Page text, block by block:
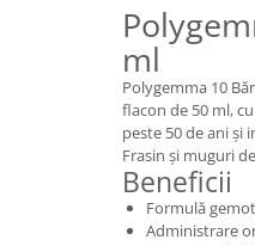
ml
Polygemma 10
flacon de 50 ml,
peste 50 de ani și
Frasin și muguri
Beneficii
Formulă
Administrare